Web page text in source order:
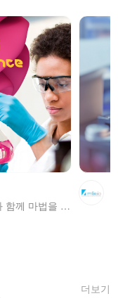
여러분만의 특별한 재능으로 머크와 함께 마법을 펼쳐보세요! 커리어 여정을 계속해서 탐험하고, 발견하고, 도전할 준비가 되셨나요? 커리어에 대한 열정으로 가득한 여러분처럼, 머크도 거대한 포부로 가득하답니다! 머크의 전 세계에 있는 구성원들은 과학 기술의 혁신으로 헬스케어, 생명과학, 그리고 전자소재 부문에서 사람들의 삶을 풍요롭게 만들고 있습니다. 머크의 구성원들은 한마음이 되어 고객, 환자, 인류, 더 나아가 지구의 지속 가능함을 위해 힘쓰고 있습니다. 그것이 바로 머크가 호기심 가득한 인재를 원하는 이유랍니다, 호기심은 모든 것을 상상할 수 있게 만드는 원동력이니까요. 머크는 1668년 독일의 약국에서부터 시작하였으며, 화학 사업까지 확대하면서 현재 제약, 생명과학, 전자소재 세 비즈니스 포트폴리오를 보유하고 있습니다. 현재에는 연 매출 약 30조원 (2022년 기준)을 기록하는 세계적인 대기업이 되었으며, 약 6만 4천명의 직원들이 66개국에서 각자의 역할을 수행하여 과학 기술 발전을 위해 노력하고 있습니다. 1989년에 설립되어 올해로 34주년을 맞이하게 된 머크 코리아는 서울 강남구 테헤란로에 위치한 본사를 두고 있습니다. 이를 비롯해 13개의 연구소 및 공장에서 약 1,700명의 직원분들과 함께 성장하고 있습니다. 특히 바이오, 디스플레이, 그리고 반도체 강국인 우리나라에서 머크 코리아는 생명과학과 전자소재 비즈니스의 핵심 허브의 역할을 맡고 있습니다.
더보기